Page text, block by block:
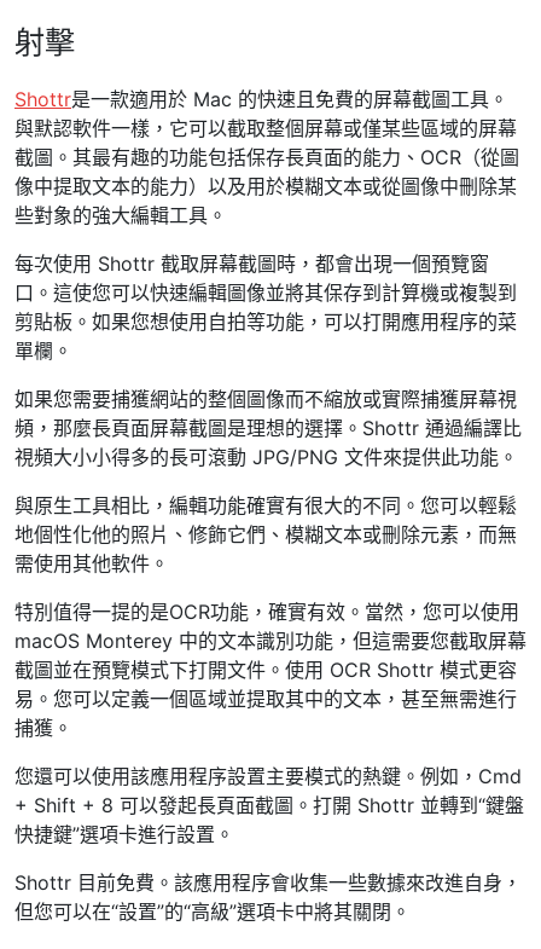
射擊
Shottr是一款適用於 Mac 的快速且免費的屏幕截圖工具。
與默認軟件一樣，它可以截取整個屏幕或僅某些區域的屏幕
截圖。其最有趣的功能包括保存長頁面的能力、OCR（從圖
像中提取文本的能力）以及用於模糊文本或從圖像中刪除某
些對象的強大編輯工具。
每次使用 Shottr 截取屏幕截圖時，都會出現一個預覽窗
口。這使您可以快速編輯圖像並將其保存到計算機或複製到
剪貼板。如果您想使用自拍等功能，可以打開應用程序的菜
單欄。
如果您需要捕獲網站的整個圖像而不縮放或實際捕獲屏幕視
頻，那麼長頁面屏幕截圖是理想的選擇。Shottr 通過編譯比
視頻大小小得多的長可滾動 JPG/PNG 文件來提供此功能。
與原生工具相比，編輯功能確實有很大的不同。您可以輕鬆
地個性化他的照片、修飾它們、模糊文本或刪除元素，而無
需使用其他軟件。
特別值得一提的是OCR功能，確實有效。當然，您可以使用
macOS Monterey 中的文本識別功能，但這需要您截取屏幕
截圖並在預覽模式下打開文件。使用 OCR Shottr 模式更容
易。您可以定義一個區域並提取其中的文本，甚至無需進行
捕獲。
您還可以使用該應用程序設置主要模式的熱鍵。例如，Cmd
+ Shift + 8 可以發起長頁面截圖。打開 Shottr 並轉到“鍵盤
快捷鍵”選項卡進行設置。
Shottr 目前免費。該應用程序會收集一些數據來改進自身，
但您可以在“設置”的“高級”選項卡中將其關閉。